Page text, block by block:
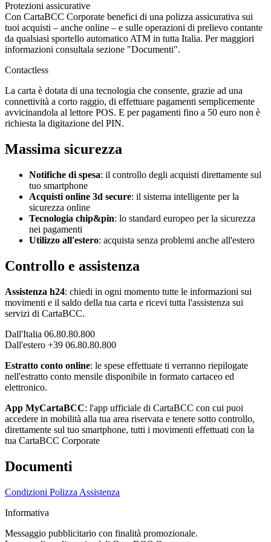
Protezioni assicurative
Con CartaBCC Corporate benefici di una polizza assicurativa sui
tuoi acquisti – anche online – e sulle operazioni di prelievo contante
da qualsiasi sportello automatico ATM in tutta Italia. Per maggiori
informazioni consultala sezione "Documenti".
Contactless
La carta è dotata di una tecnologia che consente, grazie ad una
connettività a corto raggio, di effettuare pagamenti semplicemente
avvicinandola al lettore POS. E per pagamenti fino a 50 euro non è
richiesta la digitazione del PIN.
Massima sicurezza
Notifiche di spesa: il controllo degli acquisti direttamente sul
tuo smartphone
Acquisti online 3d secure: il sistema intelligente per la
sicurezza online
Tecnologia chip&pin: lo standard europeo per la sicurezza
nei pagamenti
Utilizzo all'estero: acquista senza problemi anche all'estero
Controllo e assistenza
Assistenza h24: chiedi in ogni momento tutte le informazioni sui
movimenti e il saldo della tua carta e ricevi tutta l'assistenza sui
servizi di CartaBCC.
Dall'Italia 06.80.80.800
Dall'estero +39 06.80.80.800
Estratto conto online: le spese effettuate ti verranno riepilogate
nell'estratto conto mensile disponibile in formato cartaceo ed
elettronico.
App MyCartaBCC: l'app ufficiale di CartaBCC con cui puoi
accedere in mobilità alla tua area riservata e tenere sotto controllo,
direttamente sul tuo smartphone, tutti i movimenti effettuati con la
tua CartaBCC Corporate
Documenti
Condizioni Polizza Assistenza
Informativa
Messaggio pubblicitario con finalità promozionale.